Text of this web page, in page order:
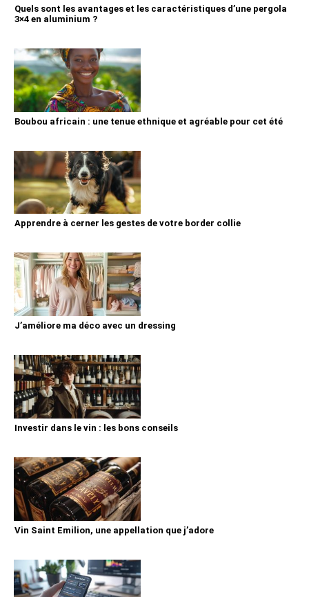
Quels sont les avantages et les caractéristiques d’une pergola
3×4 en aluminium ?
Boubou africain : une tenue ethnique et agréable pour cet été
Apprendre à cerner les gestes de votre border collie
J’améliore ma déco avec un dressing
Investir dans le vin : les bons conseils
Vin Saint Emilion, une appellation que j’adore